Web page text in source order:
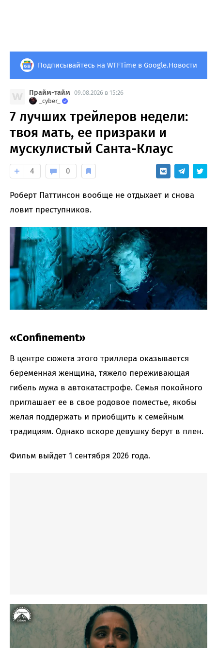
Подписывайтесь на WTFTime в Google.Новости
Прайм-тайм 09.08.2026 в 15:26
_cyber_
7 лучших трейлеров недели:
твоя мать, ее призраки и
мускулистый Санта-Клаус
4 0
Роберт Паттинсон вообще не отдыхает и снова
ловит преступников.
«Confinement»
В центре сюжета этого триллера оказывается
беременная женщина, тяжело переживающая
гибель мужа в автокатастрофе. Семья покойного
приглашает ее в свое родовое поместье, якобы
желая поддержать и приобщить к семейным
традициям. Однако вскоре девушку берут в плен.
Фильм выйдет 1 сентября 2026 года.